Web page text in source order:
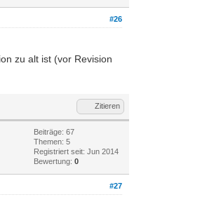
#26
zu alt ist (vor Revision
Zitieren
Beiträge: 67
Themen: 5
Registriert seit: Jun 2014
Bewertung:0
#27